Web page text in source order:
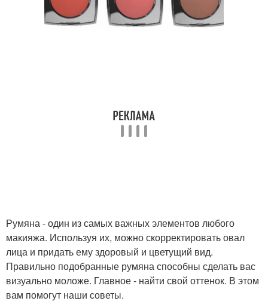
Румяна - один из самых важных элементов любого
макияжа. Используя их, можно скорректировать овал
лица и придать ему здоровый и цветущий вид.
Правильно подобранные румяна способны сделать вас
визуально моложе. Главное - найти свой оттенок. В этом
вам помогут наши советы.